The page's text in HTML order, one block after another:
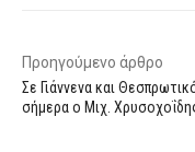
Προηγούμενο άρθρο
Σε Γιάννενα και
σήμερα ο Μιχ.